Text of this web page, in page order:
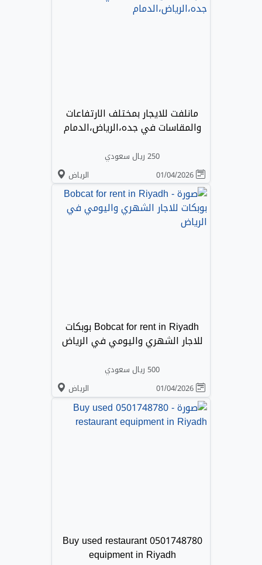
مانلفت للايجار بمختلف الارتفاعات
والمقاسات في جده،الرياض،الدمام
250 ريال سعودي
الرياض
Bobcat for rent in Riyadh بوبكات
للاجار الشهري واليومي في الرياض
500 ريال سعودي
الرياض
0501748780 Buy used restaurant
equipment in Riyadh